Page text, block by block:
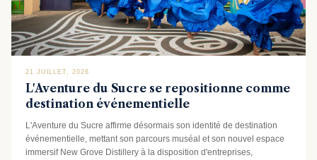
21 JUILLET, 2026
L'Aventure du Sucre se repositionne comme
destination événementielle
L'Aventure du Sucre affirme désormais son identité de destination
événementielle, mettant son parcours muséal et son nouvel espace
immersif New Grove Distillery à la disposition d'entreprises,